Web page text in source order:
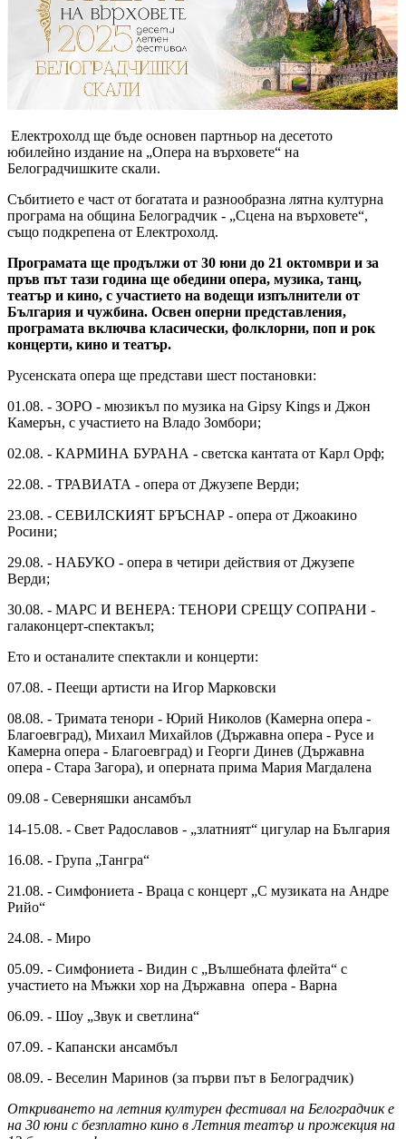
Електрохолд ще бъде основен партньор на десетото
юбилейно издание на „Опера на върховете“ на
Белоградчишките скали.
Събитието е част от богатата и разнообразна лятна културна
програма на община Белоградчик - „Сцена на върховете“,
също подкрепена от Електрохолд.
Програмата ще продължи от 30 юни до 21 октомври и за
пръв път тази година ще обедини опера, музика, танц,
театър и кино, с участието на водещи изпълнители от
България и чужбина. Освен оперни представления,
програмата включва класически, фолклорни, поп и рок
концерти, кино и театър.
Русенската опера ще представи шест постановки:
01.08. - ЗОРО - мюзикъл по музика на Gipsy Kings и Джон
Камерън, с участието на Владо Зомбори;
02.08. - КАРМИНА БУРАНА - светска кантата от Карл Орф;
22.08. - ТРАВИАТА - опера от Джузепе Верди;
23.08. - СЕВИЛСКИЯТ БРЪСНАР - опера от Джоакино
Росини;
29.08. - НАБУКО - опера в четири действия от Джузепе
Верди;
30.08. - МАРС И ВЕНЕРА: ТЕНОРИ СРЕЩУ СОПРАНИ -
галаконцерт-спектакъл;
Ето и останалите спектакли и концерти:
07.08. - Пеещи артисти на Игор Марковски
08.08. - Тримата тенори - Юрий Николов (Камерна опера -
Благоевград), Михаил Михайлов (Държавна опера - Русе и
Камерна опера - Благоевград) и Георги Динев (Държавна
опера - Стара Загора), и оперната прима Мария Магдалена
09.08 - Северняшки ансамбъл
14-15.08. - Свет Радославов - „златният“ цигулар на България
16.08. - Група „Тангра“
21.08. - Симфониета - Враца с концерт „С музиката на Андре
Рийо“
24.08. - Миро
05.09. - Симфониета - Видин с „Вълшебната флейта“ с
участието на Мъжки хор на Държавна опера - Варна
06.09. - Шоу „Звук и светлина“
07.09. - Капански ансамбъл
08.09. - Веселин Маринов (за първи път в Белоградчик)
Откриването на летния културен фестивал на Белоградчик е
на 30 юни с безплатно кино в Летния театър и прожекция на